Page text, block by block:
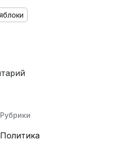
Рубрики
Политика